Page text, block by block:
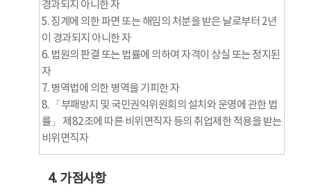
경과되지 아니한 자
5. 징계에 의한 파면 또는 해임의 처분을 받은 날로부터 2년
이 경과되지 아니한 자
6. 법원의 판결 또는 법률에 의하여 자격이 상실 또는 정지된
자
7. 병역법에 의한 병역을 기피한 자
8. 「부패방지 및 국민권익위원회의 설치와 운영에 관한 법
률」 제82조에 따른 비위면직자 등의 취업제한 적용을 받는
비위면직자
4. 가점사항